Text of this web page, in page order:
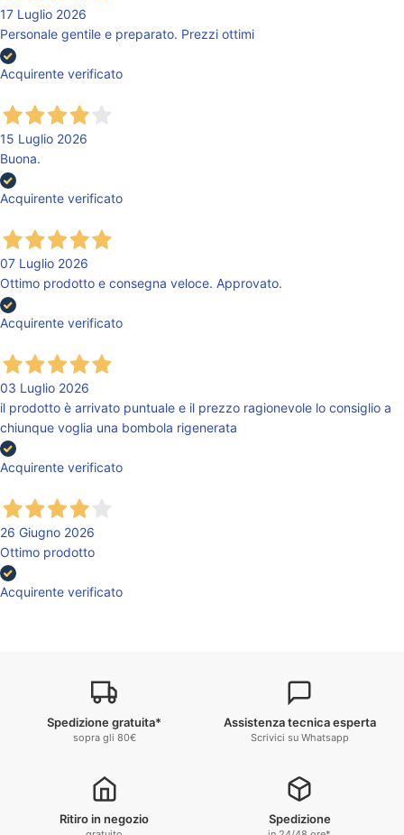
17 Luglio 2026
Personale gentile e preparato. Prezzi ottimi
Acquirente verificato
15 Luglio 2026
Buona.
Acquirente verificato
07 Luglio 2026
Ottimo prodotto e consegna veloce. Approvato.
Acquirente verificato
03 Luglio 2026
il prodotto è arrivato puntuale e il prezzo ragionevole lo consiglio a
chiunque voglia una bombola rigenerata
Acquirente verificato
26 Giugno 2026
Ottimo prodotto
Acquirente verificato
Spedizione gratuita*
sopra gli 80€
Assistenza tecnica esperta
Scrivici su Whatsapp
Ritiro in negozio Spedizione